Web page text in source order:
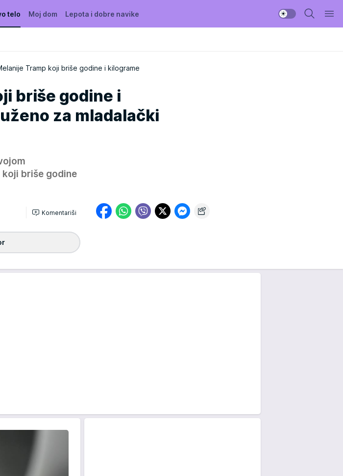
telo Moj dom Lepota i dobre navike
Tramp koji briše godine i kilograme
briše godine i
za mladalački
briše godine
Komentariši